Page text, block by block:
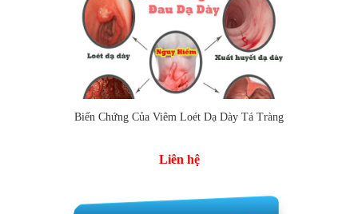
Biến Chứng Của Viêm Loét Dạ Dày Tá Tràng
Liên hệ